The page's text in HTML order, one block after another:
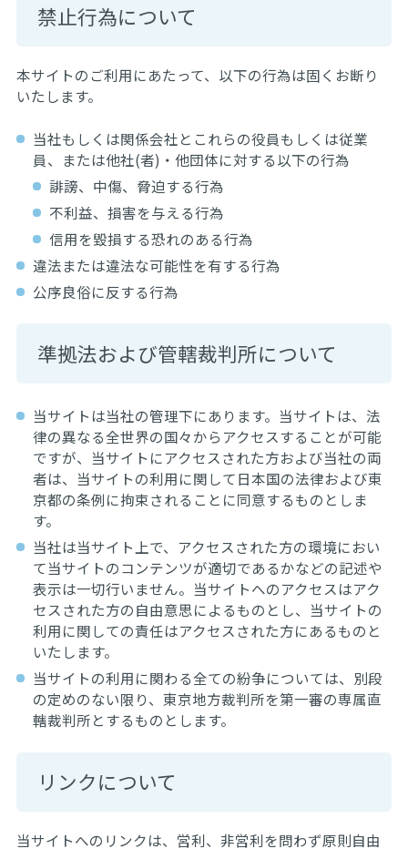
禁止行為について
本サイトのご利用にあたって、以下の行為は固くお断り
いたします。
当社もしくは関係会社とこれらの役員もしくは従業
員、または他社(者)・他団体に対する以下の行為
誹謗、中傷、脅迫する行為
不利益、損害を与える行為
信用を毀損する恐れのある行為
違法または違法な可能性を有する行為
公序良俗に反する行為
準拠法および管轄裁判所について
当サイトは当社の管理下にあります。当サイトは、法
律の異なる全世界の国々からアクセスすることが可能
ですが、当サイトにアクセスされた方および当社の両
者は、当サイトの利用に関して日本国の法律および東
京都の条例に拘束されることに同意するものとしま
す。
当社は当サイト上で、アクセスされた方の環境におい
て当サイトのコンテンツが適切であるかなどの記述や
表示は一切行いません。当サイトへのアクセスはアク
セスされた方の自由意思によるものとし、当サイトの
利用に関しての責任はアクセスされた方にあるものと
いたします。
当サイトの利用に関わる全ての紛争については、別段
の定めのない限り、東京地方裁判所を第一審の専属直
轄裁判所とするものとします。
リンクについて
当サイトへのリンクは、営利、非営利を問わず原則自由